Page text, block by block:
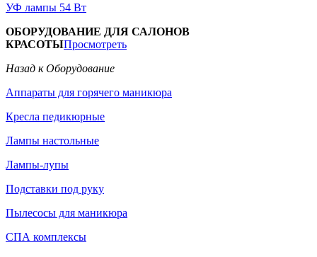
УФ лампы 54 Вт
ОБОРУДОВАНИЕ ДЛЯ САЛОНОВ
КРАСОТЫПросмотреть
Назад к Оборудование
Аппараты для горячего маникюра
Кресла педикюрные
Лампы настольные
Лампы-лупы
Подставки под руку
Пылесосы для маникюра
СПА комплексы